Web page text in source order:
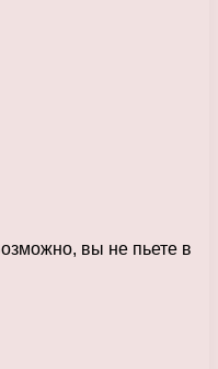
вы не пьете в